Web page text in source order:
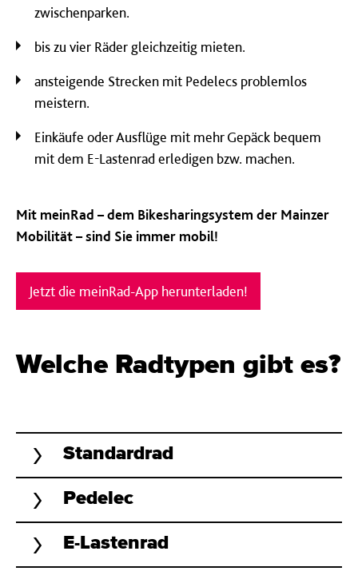
zwischenparken.
bis zu vier Räder gleichzeitig mieten.
ansteigende Strecken mit Pedelecs problemlos
meistern.
Einkäufe oder Ausflüge mit mehr Gepäck bequem
mit dem E-Lastenrad erledigen bzw. machen.
Mit meinRad – dem Bikesharingsystem der Mainzer
Mobilität – sind Sie immer mobil!
Jetzt die meinRad-App herunterladen!
Welche Radtypen gibt es?
Standardrad
Pedelec
E-Lastenrad